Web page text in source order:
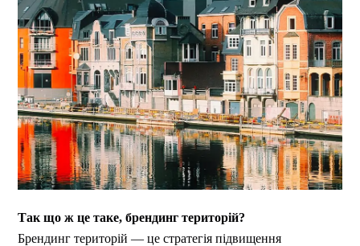
Так що ж це таке, брендинг територій?
Брендинг територій ― це стратегія підвищення